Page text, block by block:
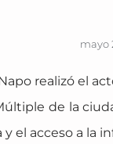
mayo
realizó el
de la
el acceso a la